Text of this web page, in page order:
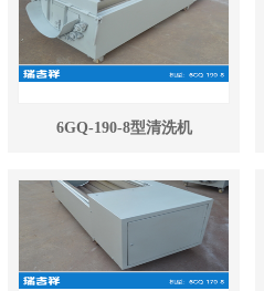
6GQ-190-8型清洗机